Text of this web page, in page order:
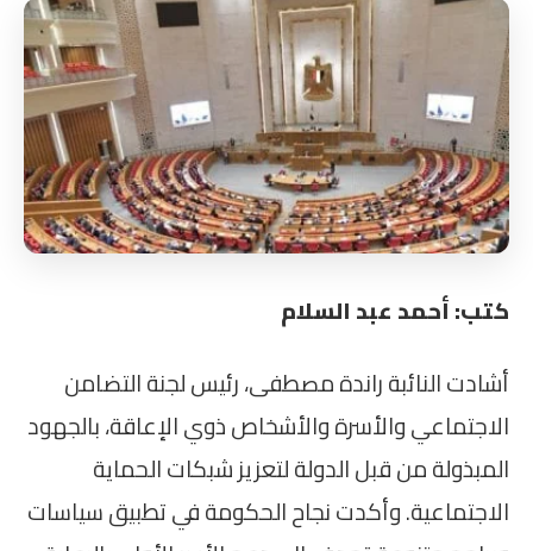
كتب: أحمد عبد السلام
أشادت النائبة راندة مصطفى، رئيس لجنة التضامن
الاجتماعي والأسرة والأشخاص ذوي الإعاقة، بالجهود
المبذولة من قبل الدولة لتعزيز شبكات الحماية
الاجتماعية. وأكدت نجاح الحكومة في تطبيق سياسات